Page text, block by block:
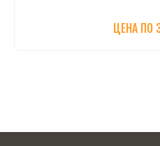
ЦЕНА ПО